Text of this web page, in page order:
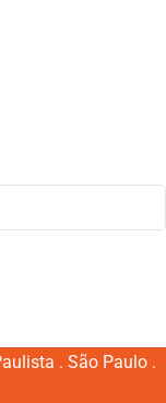
. São Paulo .